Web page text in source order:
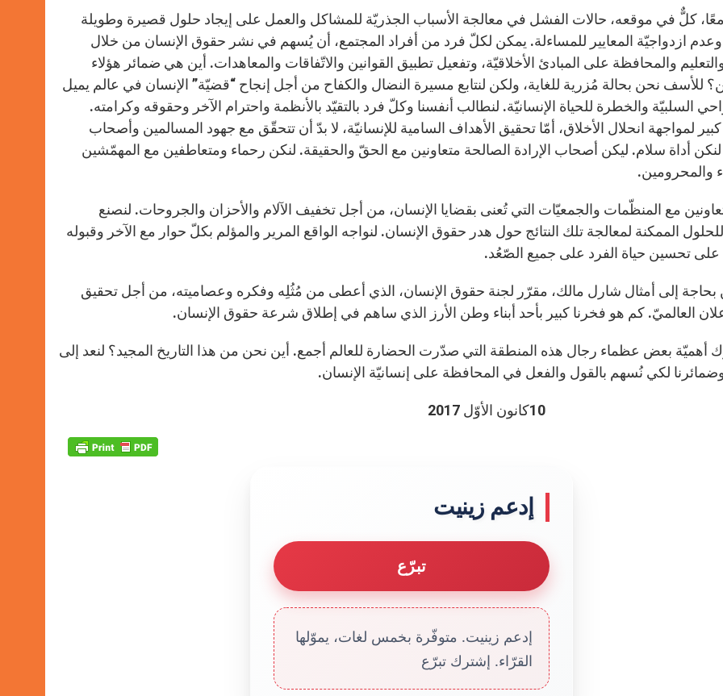
معًا، كلٌّ في موقعه، حالات الفشل في معالجة الأسباب الجذريّة للمشاكل والعمل على إيجاد حلول قصيرة وطويلة
وعدم ازدواجيّة المعايير للمساءلة. يمكن لكلّ فرد من أفراد المجتمع، أن يُسهم في نشر حقوق الإنسان من خلال
والتعليم والمحافظة على المبادئ الأخلاقيّة، وتفعيل تطبيق القوانين والاتّفاقات والمعاهدات. أين هي ضمائر هؤلاء
للأسف نحن بحالة مُزرية للغاية، ولكن لنتابع مسيرة النضال والكفاح من أجل إنجاح “قضيّة” الإنسان في عالم يميل
السلبيّة والخطرة للحياة الإنسانيّة. لنطالب أنفسنا وكلّ فرد بالتقيّد بالأنظمة واحترام الآخر وحقوقه وكرامته.
لمواجهة انحلال الأخلاق، أمّا تحقيق الأهداف السامية للإنسانيّة، لا بدّ أن تتحقّق مع جهود المسالمين وأصحاب
أداة سلام. ليكن أصحاب الإرادة الصالحة متعاونين مع الحقّ والحقيقة. لنكن رحماء ومتعاطفين مع المهمّشين
والمحرومين.
مع المنظّمات والجمعيّات التي تُعنى بقضايا الإنسان، من أجل تخفيف الآلام والأحزان والجروحات. لنصنع
الممكنة لمعالجة تلك النتائج حول هدر حقوق الإنسان. لنواجه الواقع المرير والمؤلم بكلّ حوار مع الآخر وقبوله
على تحسين حياة الفرد على جميع الصّعُد.
إلى أمثال شارل مالك، مقرّر لجنة حقوق الإنسان، الذي أعطى من مُثُلِه وفكره وعصاميته، من أجل تحقيق
العالميّ. كم هو فخرنا كبير بأحد أبناء وطن الأرز الذي ساهم في إطلاق شرعة حقوق الإنسان.
أهميّة بعض عظماء رجال هذه المنطقة التي صدّرت الحضارة للعالم أجمع. أين نحن من هذا التاريخ المجيد؟ لنعد إلى
وضمائرنا لكي نُسهم بالقول والفعل في المحافظة على إنسانيّة الإنسان.
إدعم زينيت
تبرّع
إدعم زينيت. متوفّرة بخمس لغات، يموّلها
القرّاء. إشترك تبرّع